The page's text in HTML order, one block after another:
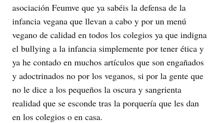
asociación Feumve que ya sabéis la defensa de la
infancia vegana que llevan a cabo y por un menú
vegano de calidad en todos los colegios ya que indigna
el bullying a la infancia simplemente por tener ética y
ya he contado en muchos artículos que son engañados
y adoctrinados no por los veganos, si por la gente que
no le dice a los pequeños la oscura y sangrienta
realidad que se esconde tras la porquería que les dan
en los colegios o en casa.